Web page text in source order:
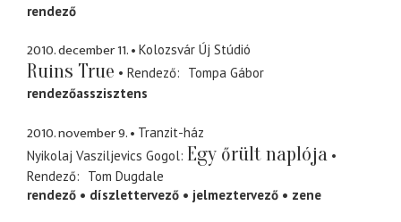
rendező
2010. december 11. Kolozsvár Új Stúdió
Ruins True Rendező
Tompa Gábor
rendezőasszisztens
2010. november 9.
Tranzit-ház
Nyikolaj Vasziljevics Gogol Egy őrült naplója
Rendező
Tom Dugdale
rendező
díszlettervező jelmeztervező zene